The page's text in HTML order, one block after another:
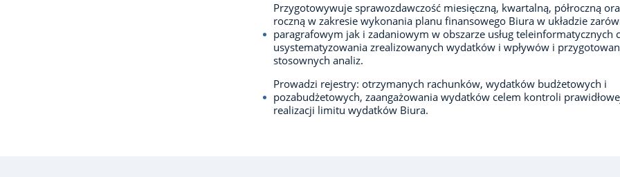
Przygotowywuje sprawozdawczość miesięczną, kwartalną, półroczną
roczną w zakresie wykonania planu finansowego Biura w układzie
paragrafowym jak i zadaniowym w obszarze usług teleinformatycznych
usystematyzowania zrealizowanych wydatków i wpływów i
stosownych analiz.
Prowadzi rejestry: otrzymanych rachunków, wydatków budżetowych i
pozabudżetowych, zaangażowania wydatków celem kontroli
realizacji limitu wydatków Biura.